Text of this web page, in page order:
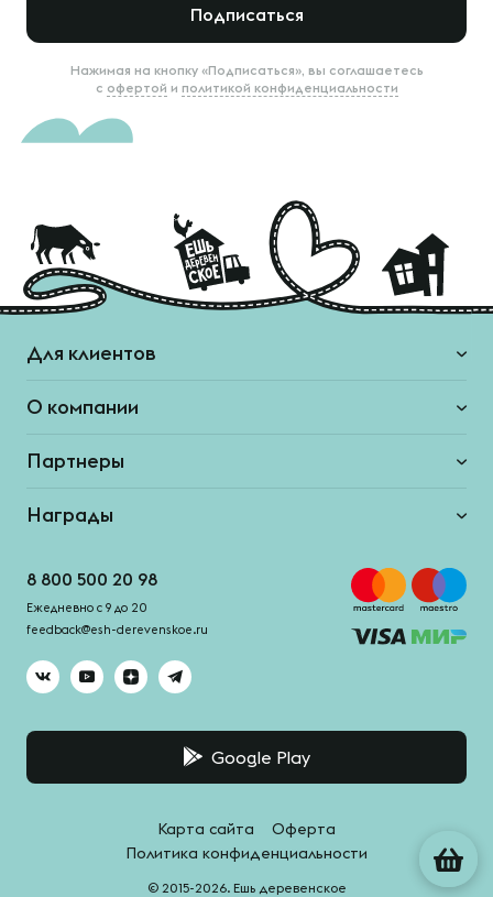
Подписаться
Нажимая на кнопку «Подписаться», вы соглашаетесь
с офертой и политикой конфиденциальности
Для клиентов
О компании
Партнеры
Награды
8 800 500 20 98
Ежедневно с 9 до 20
feedback@esh-derevenskoe.ru
Google Play
© 2015-2026. Ешь деревенское
Карта сайта
Оферта
Политика конфиденциальности